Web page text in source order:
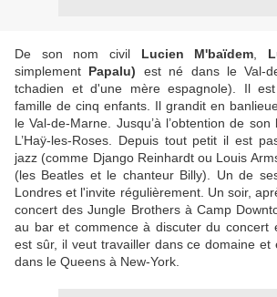
De son nom civil Lucien M'baïdem
simplement Papalu) est né dans le Val-
tchadien et d'une mère espagnole). Il
famille de cinq enfants. Il grandit en
le Val-de-Marne. Jusqu’à l’obtention de
L’Haÿ-les-Roses. Depuis tout petit il est
jazz (comme Django Reinhardt ou Louis
(les Beatles et le chanteur Billy). Un de
Londres et l'invite régulièrement. Un soir,
concert des Jungle Brothers à Camp
au bar et commence à discuter du concert
est sûr, il veut travailler dans ce domaine et
dans le Queens à New-York.